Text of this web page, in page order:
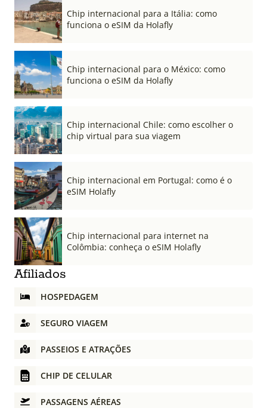
Chip internacional para a Itália: como
funciona o eSIM da Holafly
Chip internacional para o México: como
funciona o eSIM da Holafly
Chip internacional Chile: como escolher o
chip virtual para sua viagem
Chip internacional em Portugal: como é o
eSIM Holafly
Chip internacional para internet na
Colômbia: conheça o eSIM Holafly
Afiliados
HOSPEDAGEM
SEGURO VIAGEM
PASSEIOS E ATRAÇÕES
CHIP DE CELULAR
PASSAGENS AÉREAS